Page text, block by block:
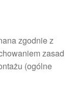
zgodnie z
zasad
(ogólne